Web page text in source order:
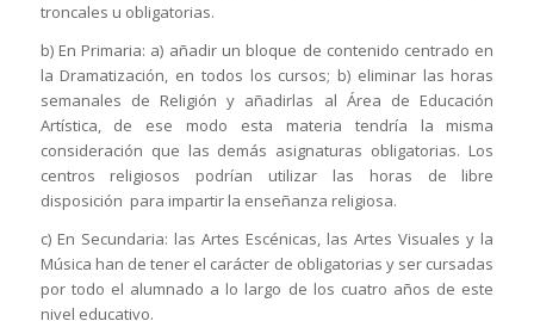
troncales u obligatorias.
b) En Primaria: a) añadir un bloque de contenido centrado en
la Dramatización, en todos los cursos; b) eliminar las horas
semanales de Religión y añadirlas al Área de Educación
Artística, de ese modo esta materia tendría la misma
consideración que las demás asignaturas obligatorias. Los
centros religiosos podrían utilizar las horas de libre
disposición para impartir la enseñanza religiosa.
c) En Secundaria: las Artes Escénicas, las Artes Visuales y la
Música han de tener el carácter de obligatorias y ser cursadas
por todo el alumnado a lo largo de los cuatro años de este
nivel educativo.